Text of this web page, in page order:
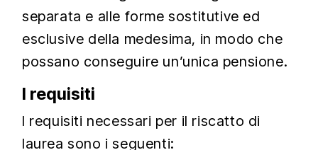
separata e alle forme sostitutive ed
esclusive della medesima, in modo che
possano conseguire un’unica pensione.
I requisiti
I requisiti necessari per il riscatto di
laurea sono i seguenti: